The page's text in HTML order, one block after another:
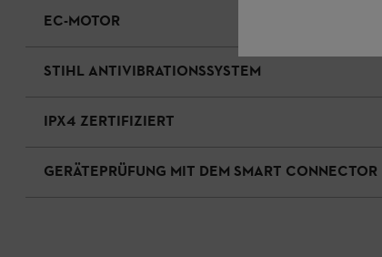
EC-MOTOR
STIHL ANTIVIBRATIONSSYSTEM
IPX4 ZERTIFIZIERT
GERÄTEPRÜFUNG MIT DEM SMART CONNECTOR